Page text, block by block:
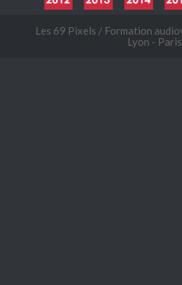
Les 69 Pixels / Formation
Lyon - Paris